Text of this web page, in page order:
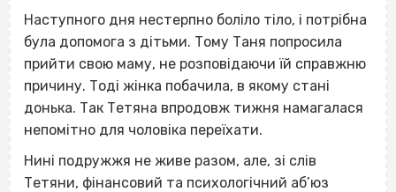
Наступного дня нестерпно боліло тіло, і потрібна
була допомога з дітьми. Тому Таня попросила
прийти свою маму, не розповідаючи їй справжню
причину. Тоді жінка побачила, в якому стані
донька. Так Тетяна впродовж тижня намагалася
непомітно для чоловіка переїхати.
Нині подружжя не живе разом, але, зі слів
Тетяни, фінансовий та психологічний аб’юз